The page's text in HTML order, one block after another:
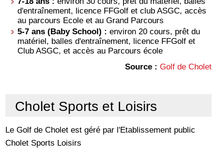
d'entraînement, licence FFGolf et club ASGC, accès
au parcours Ecole et au Grand Parcours
5-7 ans (Baby School) : environ 20 cours, prêt du
matériel, balles d'entraînement, licence FFGolf et
Club ASGC, et accès au Parcours école
Source : Golf de Cholet
Cholet Sports et Loisirs
Le Golf de Cholet est géré par l'Etablissement public
Cholet Sports Loisirs